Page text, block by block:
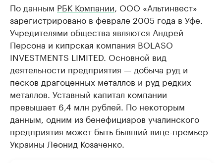
По данным РБК Компании, ООО «Альтинвест»
зарегистрировано в феврале 2005 года в Уфе.
Учредителями общества являются Андрей
Персона и кипрская компания BOLASO
INVESTMENTS LIMITED. Основной вид
деятельности предприятия — добыча руд и
песков драгоценных металлов и руд редких
металлов. Уставный капитал компании
превышает 6,4 млн рублей. По некоторым
данным, одним из бенефициаров учалинского
предприятия может быть бывший вице-премьер
Украины Леонид Козаченко.